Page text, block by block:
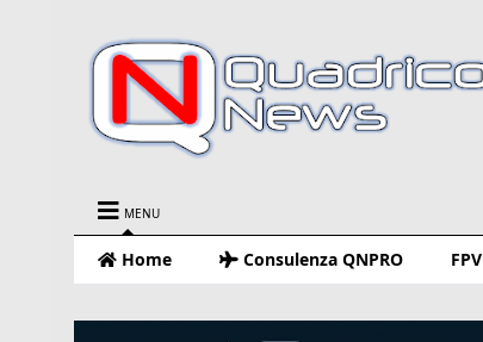
MENU
Home Consulenza QNPRO FPV